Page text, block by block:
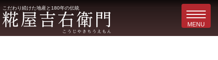
こだわり続けた地産と180年の伝統